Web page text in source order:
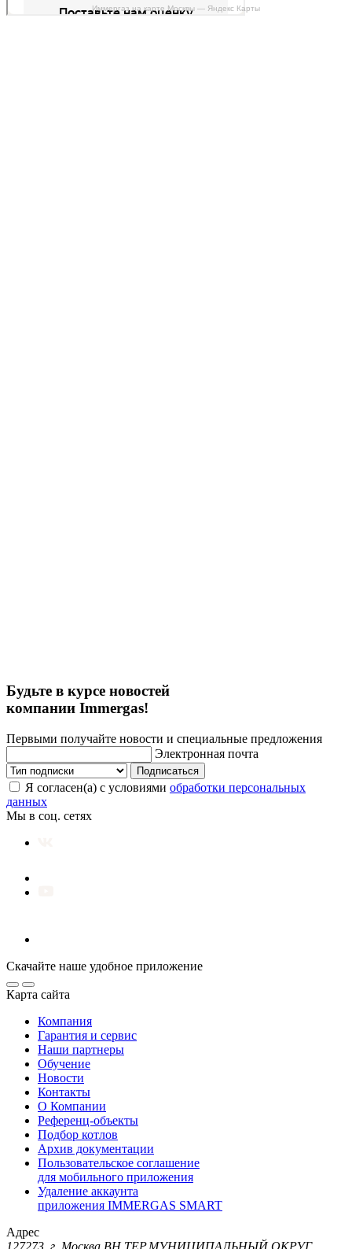
Иммергаз на карте Москвы — Яндекс Карты
Будьте в курсе новостей
компании Immergas!
Первыми получайте новости и специальные предложения
Электронная почта
Подписаться
Я согласен(а) с условиями обработки персональных
данных
Мы в соц. сетях
Скачайте наше удобное приложение
Карта сайта
Компания
Гарантия и сервис
Наши партнеры
Обучение
Новости
Контакты
О Компании
Референц-объекты
Подбор котлов
Архив документации
Пользовательское соглашение
для мобильного приложения
Удаление аккаунта
приложения IMMERGAS SMART
Адрес
127273, г. Москва ВН.ТЕР.МУНИЦИПАЛЬНЫЙ ОКРУГ